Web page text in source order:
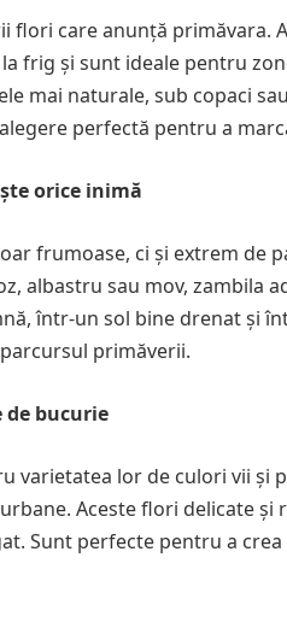
flori care anunță primăvara.
frig și sunt ideale pentru
mai naturale, sub copaci
perfectă pentru a
orice inimă
frumoase, ci și extrem de
albastru sau mov, zambila
într-un sol bine drenat și
primăverii.
de bucurie
varietatea lor de culori vii și
Aceste flori delicate
Sunt perfecte pentru a